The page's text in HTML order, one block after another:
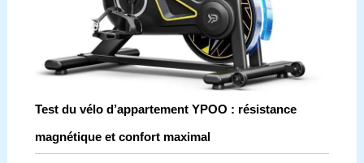
Test du vélo d’appartement YPOO : résistance
magnétique et confort maximal